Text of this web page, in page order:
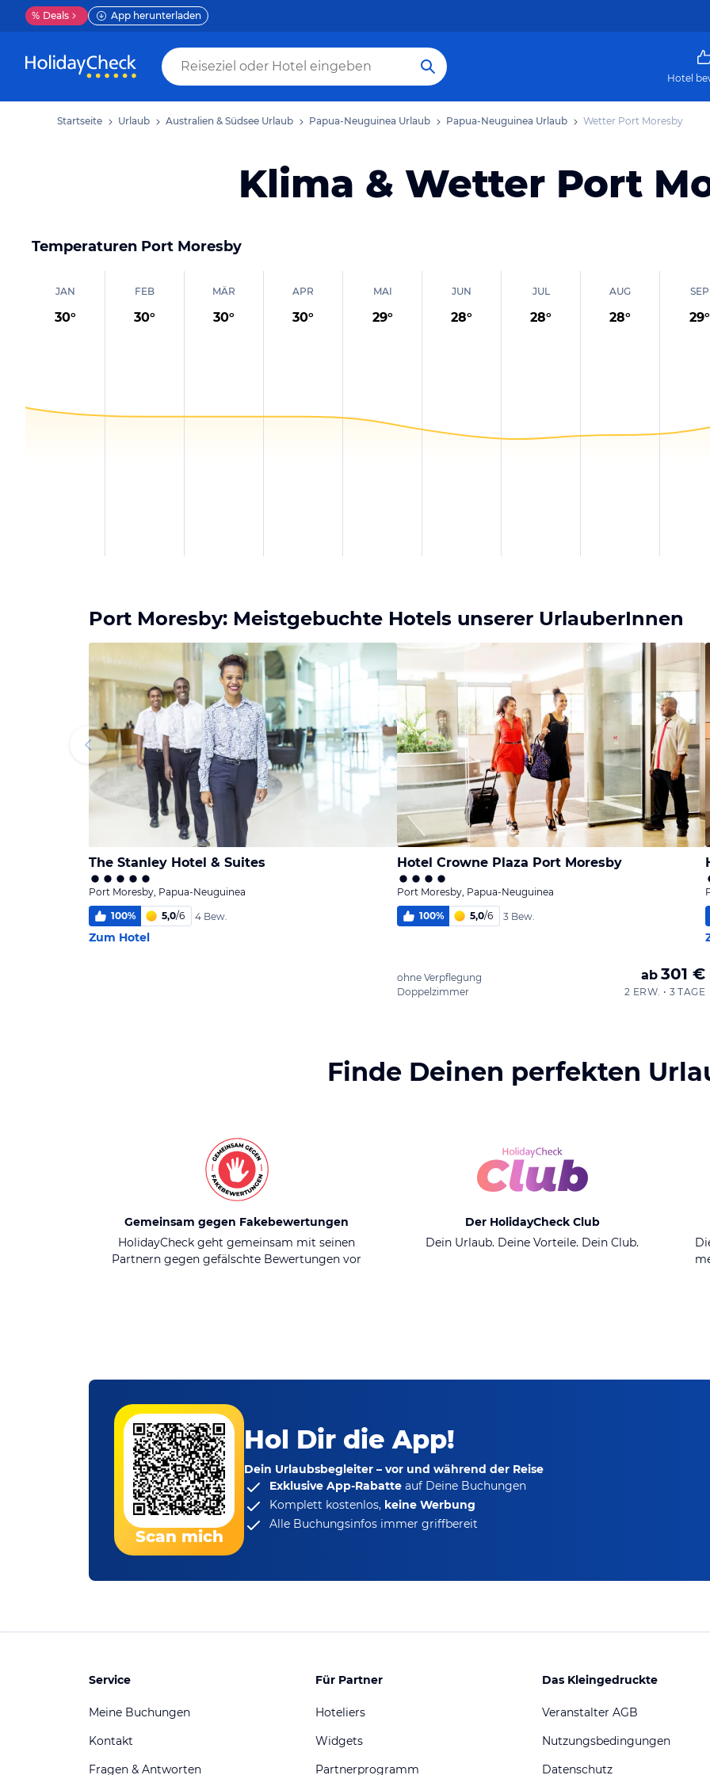
% Deals App herunterladen
Hotel
Startseite Urlaub Australien & Südsee Urlaub Papua-Neuguinea Urlaub Papua-Neuguinea Urlaub Wetter Port Moresby
Klima & Wetter Port
Temperaturen Port Moresby
JAN
30°
FEB
30°
MÄR
30°
APR
30°
MAI
29°
JUN
28°
JUL
28°
AUG
28°
SEP
29°
Port Moresby: Meistgebuchte Hotels unserer UrlauberInnen
The Stanley Hotel & Suites
Port Moresby, Papua-Neuguinea
100% 5,0/6 4 Bew.
Zum Hotel
Hotel Crowne Plaza Port Moresby
Port Moresby, Papua-Neuguinea
100% 5,0/6 3 Bew.
ohne Verpflegung
Doppelzimmer
ab 301 €
2 ERW. • 3 TAGE
Finde Deinen perfekten
Gemeinsam gegen Fakebewertungen
HolidayCheck geht gemeinsam mit seinen
Partnern gegen gefälschte Bewertungen vor
Der HolidayCheck Club
Dein Urlaub. Deine Vorteile. Dein Club.
Scan mich
Hol Dir die App!
Dein Urlaubsbegleiter – vor und während der Reise
Exklusive App-Rabatte auf Deine Buchungen
Komplett kostenlos, keine Werbung
Alle Buchungsinfos immer griffbereit
Service
Meine Buchungen
Kontakt
Fragen & Antworten
Für Partner
Hoteliers
Widgets
Partnerprogramm
Das Kleingedruckte
Veranstalter AGB
Nutzungsbedingungen
Datenschutz